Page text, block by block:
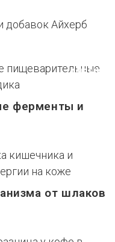
МЕНЮ
ферменты и
от шлаков